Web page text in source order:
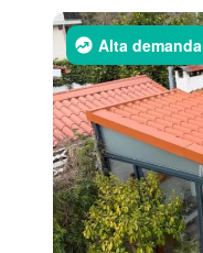
Alta demanda